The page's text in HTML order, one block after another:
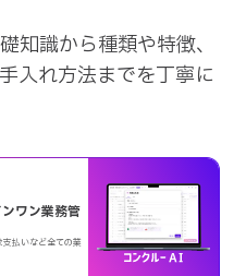
知識から種類や特徴、
入れ方法までを丁寧に
ワン業務管
払いなど全ての業